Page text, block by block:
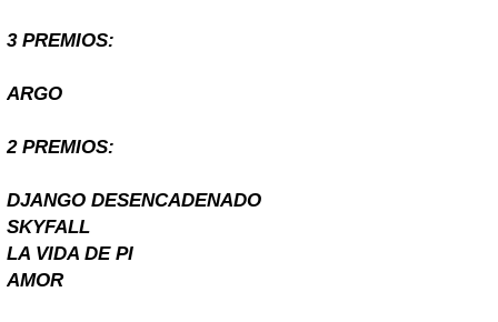
3 PREMIOS:
ARGO
2 PREMIOS:
DJANGO DESENCADENADO
SKYFALL
LA VIDA DE PI
AMOR